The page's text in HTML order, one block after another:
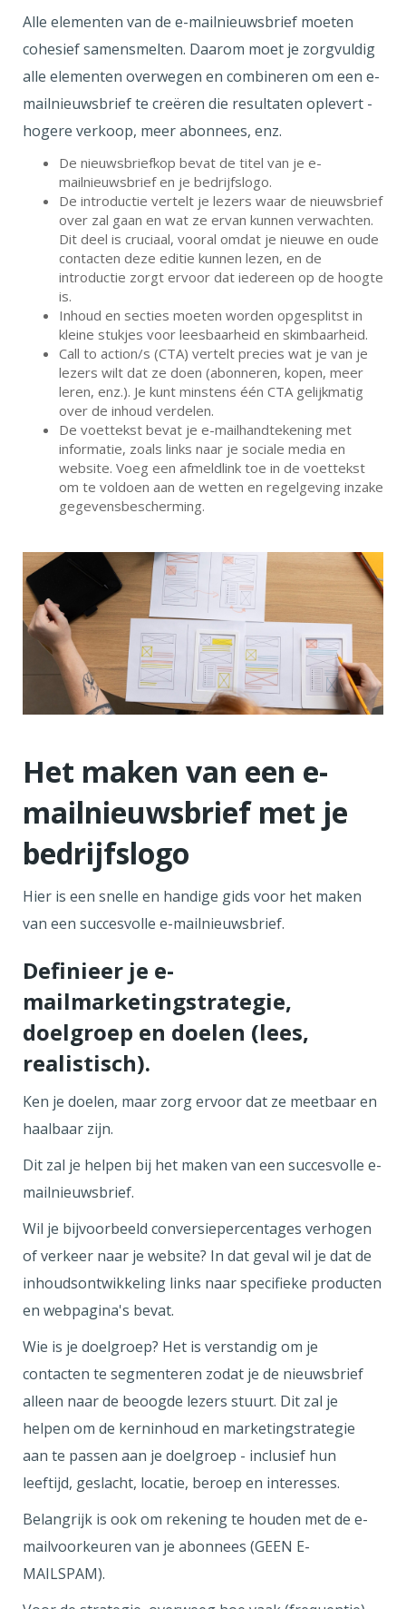
Alle elementen van de e-mailnieuwsbrief moeten
cohesief samensmelten. Daarom moet je zorgvuldig
alle elementen overwegen en combineren om een e-
mailnieuwsbrief te creëren die resultaten oplevert -
hogere verkoop, meer abonnees, enz.
De nieuwsbriefkop bevat de titel van je e-
mailnieuwsbrief en je bedrijfslogo.
De introductie vertelt je lezers waar de nieuwsbrief
over zal gaan en wat ze ervan kunnen verwachten.
Dit deel is cruciaal, vooral omdat je nieuwe en oude
contacten deze editie kunnen lezen, en de
introductie zorgt ervoor dat iedereen op de hoogte
is.
Inhoud en secties moeten worden opgesplitst in
kleine stukjes voor leesbaarheid en skimbaarheid.
Call to action/s (CTA) vertelt precies wat je van je
lezers wilt dat ze doen (abonneren, kopen, meer
leren, enz.). Je kunt minstens één CTA gelijkmatig
over de inhoud verdelen.
De voettekst bevat je e-mailhandtekening met
informatie, zoals links naar je sociale media en
website. Voeg een afmeldlink toe in de voettekst
om te voldoen aan de wetten en regelgeving inzake
gegevensbescherming.
Het maken van een e-
mailnieuwsbrief met je
bedrijfslogo
Hier is een snelle en handige gids voor het maken
van een succesvolle e-mailnieuwsbrief.
Definieer je e-
mailmarketingstrategie,
doelgroep en doelen (lees,
realistisch).
Ken je doelen, maar zorg ervoor dat ze meetbaar en
haalbaar zijn.
Dit zal je helpen bij het maken van een succesvolle e-
mailnieuwsbrief.
Wil je bijvoorbeeld conversiepercentages verhogen
of verkeer naar je website? In dat geval wil je dat de
inhoudsontwikkeling links naar specifieke producten
en webpagina's bevat.
Wie is je doelgroep? Het is verstandig om je
contacten te segmenteren zodat je de nieuwsbrief
alleen naar de beoogde lezers stuurt. Dit zal je
helpen om de kerninhoud en marketingstrategie
aan te passen aan je doelgroep - inclusief hun
leeftijd, geslacht, locatie, beroep en interesses.
Belangrijk is ook om rekening te houden met de e-
mailvoorkeuren van je abonnees (GEEN E-
MAILSPAM).